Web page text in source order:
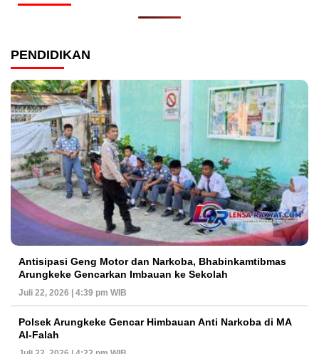
PENDIDIKAN
Antisipasi Geng Motor dan Narkoba, Bhabinkamtibmas
Arungkeke Gencarkan Imbauan ke Sekolah
Juli 22, 2026 | 4:39 pm WIB
Polsek Arungkeke Gencar Himbauan Anti Narkoba di MA
Al-Falah